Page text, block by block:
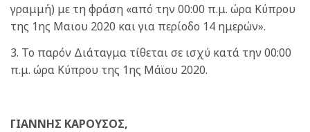
γραμμή) με τη φράση «από την 00:00 π.μ. ώρα Κύπρου
της 1ης Μαιου 2020 και για περίοδο 14 ημερών».
3. Το παρόν Διάταγμα τίθεται σε ισχύ κατά την 00:00
π.μ. ώρα Κύπρου της 1ης Μάϊου 2020.
ΓΙΑΝΝΗΣ ΚΑΡΟΥΣΟΣ,